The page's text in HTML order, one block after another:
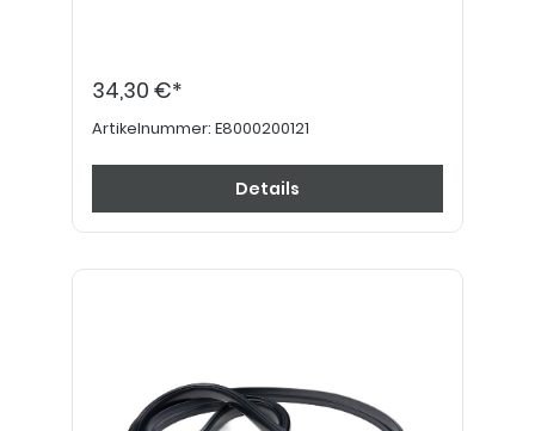
34,30 €*
Artikelnummer: E8000200121
Details